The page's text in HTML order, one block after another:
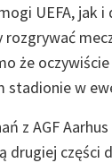
UEFA, jak
że
stadionie w
z AGF
drugiej części